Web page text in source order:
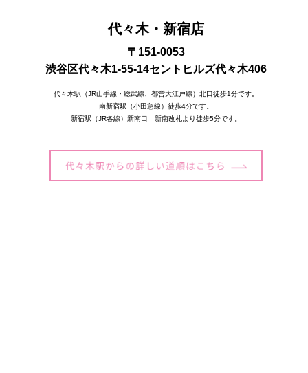
代々木・新宿店
〒151-0053
渋谷区代々木1-55-14セントヒルズ代々木406
代々木駅（JR山手線・総武線、都営大江戸線）北口徒歩1分です。
南新宿駅（小田急線）徒歩4分です。
新宿駅（JR各線）新南口 新南改札より徒歩5分です。